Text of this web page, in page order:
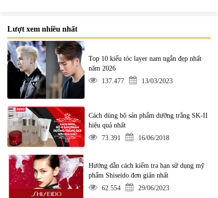
Lượt xem nhiều nhất
Top 10 kiểu tóc layer nam ngắn đẹp nhất
năm 2026
137.477
13/03/2023
Cách dùng bộ sản phẩm dưỡng trắng SK-II
hiệu quả nhất
73.391
16/06/2018
Hướng dẫn cách kiểm tra hạn sử dụng mỹ
phẩm Shiseido đơn giản nhất
62.554
29/06/2023